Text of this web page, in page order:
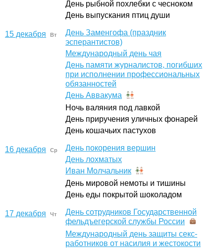
День рыбной похлебки с чесноком
День выпускания птиц души
15 декабря Вт
День Заменгофа (праздник
эсперантистов)
Международный день чая
День памяти журналистов, погибших
при исполнении профессиональных
обязанностей
День Аввакума
Ночь валяния под лавкой
День приручения уличных фонарей
День кошачьих пастухов
16 декабря Ср
День покорения вершин
День лохматых
Иван Молчальник
День мировой немоты и тишины
День еды покрытой шоколадом
17 декабря Чт
День сотрудников Государственной
фельдъегерской службы России
Международный день защиты секс-
работников от насилия и жестокости